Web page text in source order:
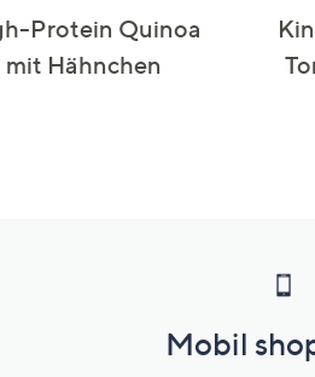
Protein Quinoa
mit Hähnchen
Mobil